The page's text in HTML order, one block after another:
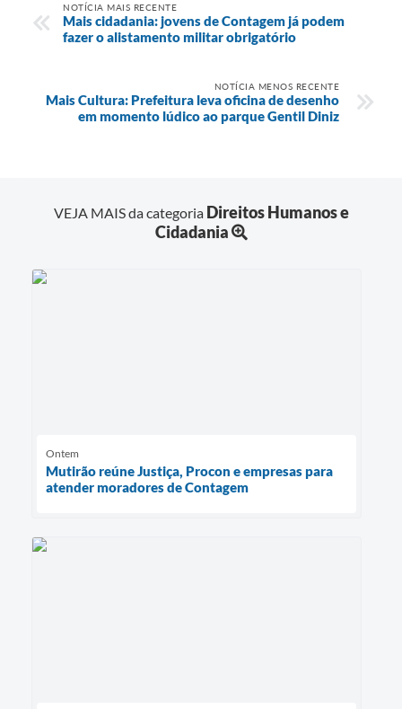
NOTÍCIA MAIS RECENTE
Mais cidadania: jovens de Contagem já podem
fazer o alistamento militar obrigatório
NOTÍCIA MENOS RECENTE
Mais Cultura: Prefeitura leva oficina de desenho
em momento lúdico ao parque Gentil Diniz
VEJA MAIS da categoria Direitos Humanos e
Cidadania
Ontem
Mutirão reúne Justiça, Procon e empresas para
atender moradores de Contagem